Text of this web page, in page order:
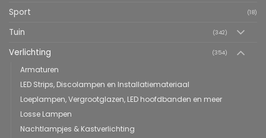
Sport (18)
Tuin (342)
Verlichting (354)
Armaturen
LED Strips, Discolampen en Installatiemateriaal
Loeplampen, Vergrootglazen, LED hoofdbanden en meer
Losse Lampen
Nachtlampjes & Kastverlichting